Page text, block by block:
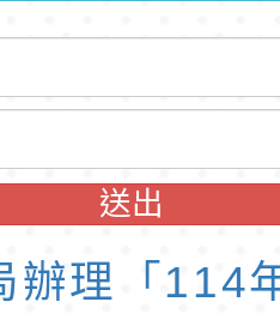
園區農業
農教育專
，歡迎已
員資格者報
桃園市桃
學年度「
甄選
學年度
課教師甄選
缺額)
-桃園市桃
學年度「
學年度
送出
辦理「114